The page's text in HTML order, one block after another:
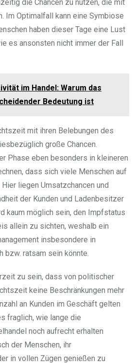
die Chancen zu nutzen, die mit
Im Optimalfall kann eine Symbiose
haben dieser Tage eine Lust
es ansonsten nicht immer der Fall
im Handel: Warum das
Bedeutung ist
mit ihren Belebungen des
große Chancen.
Phase eben besonders in kleineren
dass sich viele Menschen auf
liegen Umsatzchancen und
der Kunden und Ladenbesitzer
kaum möglich sein, den Impfstatus
allein zu sichten, weshalb ein
insbesondere in
bzw. ratsam sein könnte.
zu sein, dass von politischer
keine Beschränkungen mehr
an Kunden im Geschäft gelten
fraglich, wie lange die
noch aufrecht erhalten
der Menschen, ihr
in vollen Zügen genießen zu